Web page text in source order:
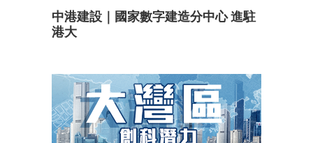
中港建設｜國家數字建造分中心 進駐
港大